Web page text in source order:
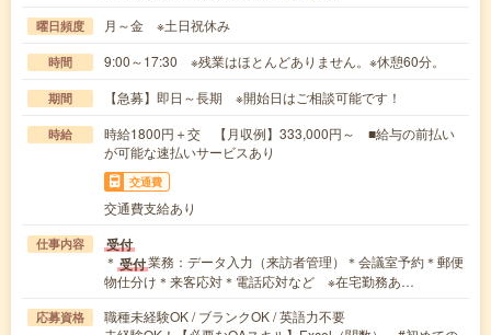
曜日頻度 月～金 ※土日祝休み
時間 9:00～17:30 ※残業はほとんどありません。※休憩60分。
期間 【急募】即日～長期 ※開始日はご相談可能です！
時給
時給1800円＋交 【月収例】333,000円～ ■給与の前払い
が可能な速払いサービスあり
交通費
交通費支給あり
仕事内容 受付
＊ 受付業務：データ入力（来訪者管理）＊会議室予約＊郵便
物仕分け＊来客応対＊電話応対など ※在宅勤務あ…
応募資格
職種未経験OK / ブランクOK / 英語力不要